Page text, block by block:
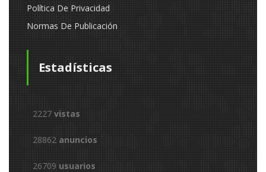
Política De Privacidad
Normas De Publicación
Estadísticas
2227 vistas
28862 anuncios
26709 usuarios